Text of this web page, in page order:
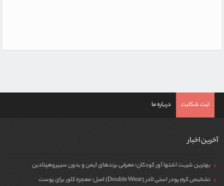
ثبت شکایت درباره ما
آخرین اخبار
بهترین شربت اشتها آور کودکان؛ معرفی برندهای ایمن و بدون سیپروهپتادین
تشخیص کرم پودر استی لادر (Double Wear) اصل؛ معجزه کاور برای پوست